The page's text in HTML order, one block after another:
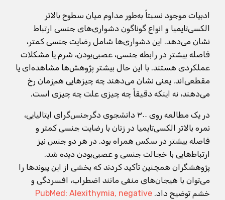
ادبیات موجود نسبتاً به‌طور مداوم میان سطوح بالاتر
الکسی‌تایمیا و انواع گوناگون دشواری‌های جنسی ارتباط
نشان می‌دهد. این دشواری‌ها شامل رضایت جنسی کمتر،
فاصله بیشتر در رابطه جنسی، عصبی‌بودن، شرم یا مشکلات
عملکردی هستند. با این حال بیشتر پژوهش‌ها مشاهده‌ای یا
مقطعی‌اند. یعنی نشان می‌دهند چه چیزهایی هم‌زمان رخ
می‌دهند، نه اینکه دقیقاً چه چیزی علت چه چیزی است.
در یک مطالعه روی ۳۰۰ دانشجوی دگرجنس‌گرای ایتالیایی،
نمره بالاتر الکسی‌تایمیا در زنان با رضایت جنسی کمتر و
فاصله بیشتر در سکس همراه بود. در هر دو جنس نیز
ارتباط‌هایی با خجالت جنسی و عصبی‌بودن دیده شد.
پژوهشگران همچنین تأکید کردند که بخشی از این پیوندها را
می‌توان با هیجان‌های منفی مانند اضطراب، افسردگی و
خشم توضیح داد. PubMed: Alexithymia, negative